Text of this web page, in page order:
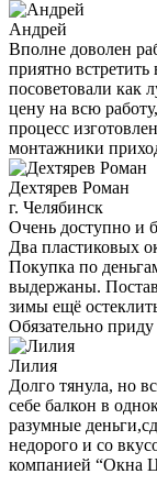
Андрей
Вполне доволен
приятно
посоветовали как
цену на всю
процесс
монтажники
Дехтярев Роман
г. Челябинск
Очень доступно и
Два пластиковых
Покупка по
выдержаны.
зимы ещё
Обязательно приду
Лилия
Долго тянула, но
себе балкон в
разумные
недорого и со
компанией “Окна